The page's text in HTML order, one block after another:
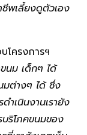
ชีพเลี้ยงดูตัวเอง
โครงการฯ
นม เด็กๆ ได้
มต่างๆ ได้ ซึ่ง
ำเนินงานเรายัง
บริโภคขนมของ